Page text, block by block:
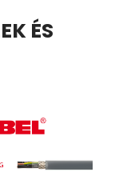
ÉS